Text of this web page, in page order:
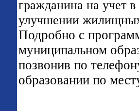
гражданина на учет
улучшении
Подробно с
муниципальном
позвонив по
образовании по